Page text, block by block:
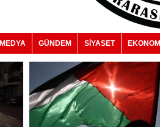
MEDYA GÜNDEM SİYASET EKONOMİ